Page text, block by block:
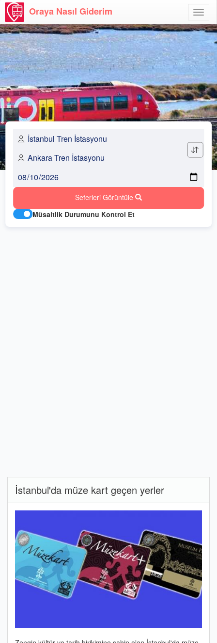
Aç
Oraya Nasıl Giderim
Seferleri Görüntüle
Müsaitlik Durumunu Kontrol Et
İstanbul'da müze kart geçen yerler